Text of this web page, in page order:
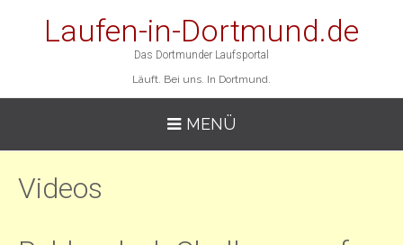
Laufen-in-Dortmund.de
Das Dortmunder Laufsportal
Läuft. Bei uns. In Dortmund.
MENÜ
Videos